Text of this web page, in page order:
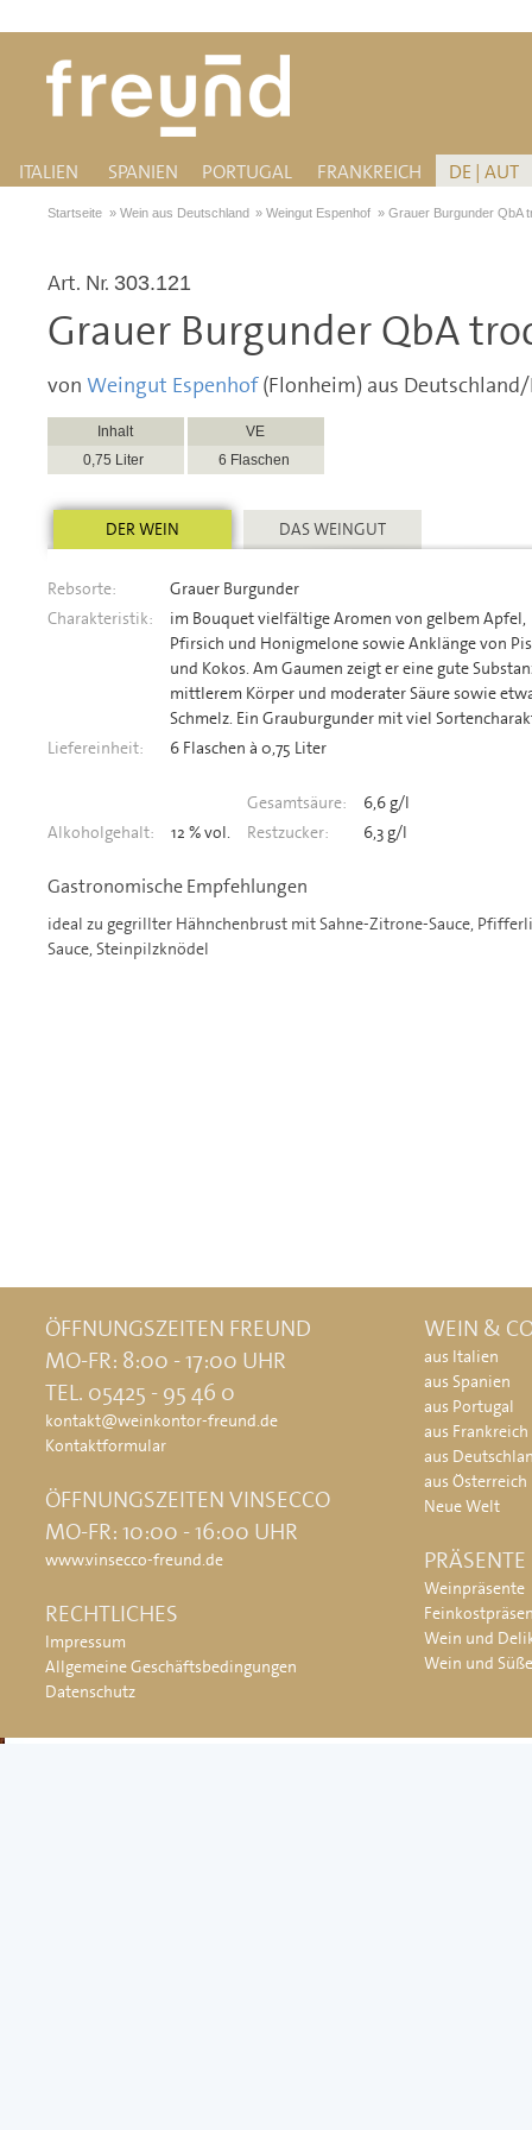
ITALIEN SPANIEN PORTUGAL FRANKREICH DE | AUT
Startseite » Wein aus Deutschland »Weingut Espenhof »Grauer Burgunder QbA
Art. Nr. 303.121
Grauer Burgunder QbA
von Weingut Espenhof(Flonheim) aus Deutschland/
Inhalt
VE
0,75 Liter
6 Flaschen
DER WEIN DAS WEINGUT
Rebsorte:
Grauer Burgunder
Charakteristik:
im Bouquet vielfältige Aromen von gelbem Apfel,
Pfirsich und Honigmelone sowie Anklänge von
und Kokos. Am Gaumen zeigt er eine gute
mittlerem Körper und moderater Säure sowie
Schmelz. Ein Grauburgunder mit viel
Liefereinheit:
6 Flaschen à 0,75 Liter
Gesamtsäure:
6,6 g/l
Alkoholgehalt:
12 % vol. Restzucker: 6,3 g/l
Gastronomische Empfehlungen
ideal zu gegrillter Hähnchenbrust mit Sahne-Zitrone-Sauce,
Sauce, Steinpilzknödel
ÖFFNUNGSZEITEN FREUND
MO-FR: 8:00 - 17:00 UHR
TEL. 05425 - 95 46 0
kontakt@weinkontor-freund.de
Kontaktformular
ÖFFNUNGSZEITEN VINSECCO
MO-FR: 10:00 - 16:00 UHR
www.vinsecco-freund.de
RECHTLICHES
Impressum
Allgemeine Geschäftsbedingungen
Datenschutz
WEIN &
aus Italien
aus Spanien
aus Portugal
aus Frankreich
aus
aus Österreich
Neue Welt
PRÄSENTE
Weinpräsente
Wein und
Wein und